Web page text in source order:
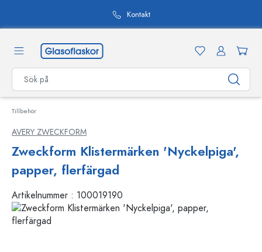
Kontakt
Tillbehör
AVERY ZWECKFORM
Zweckform Klistermärken 'Nyckelpiga',
papper, flerfärgad
Artikelnummer : 100019190